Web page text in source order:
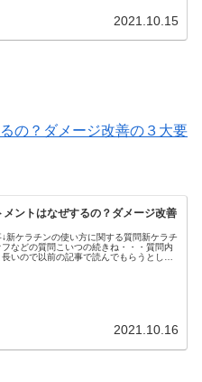
2021.10.15
の？ダメージ改善の３大要
メントはなぜするの？ダメージ改善
新ケラチンの使い方に関する質問新ケラチ
などの質問こいつの続きね・・・質問内
いので以前の記事で読んでもらうとして
2021.10.16